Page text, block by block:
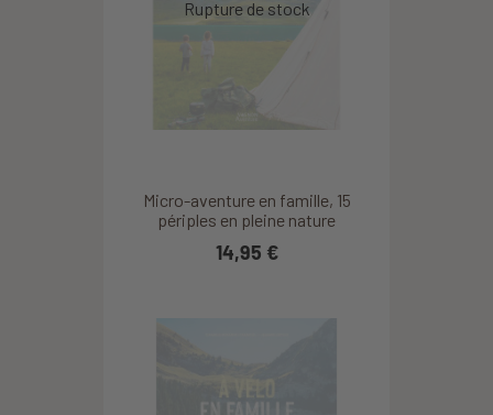
Micro-aventure en famille, 15
périples en pleine nature
14,95 €